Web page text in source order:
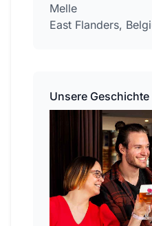
Melle
East Flanders,
Unsere Geschichte